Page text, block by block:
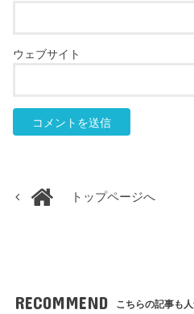
ウェブサイト
トップページへ
RECOMMEND こちらの記事も人